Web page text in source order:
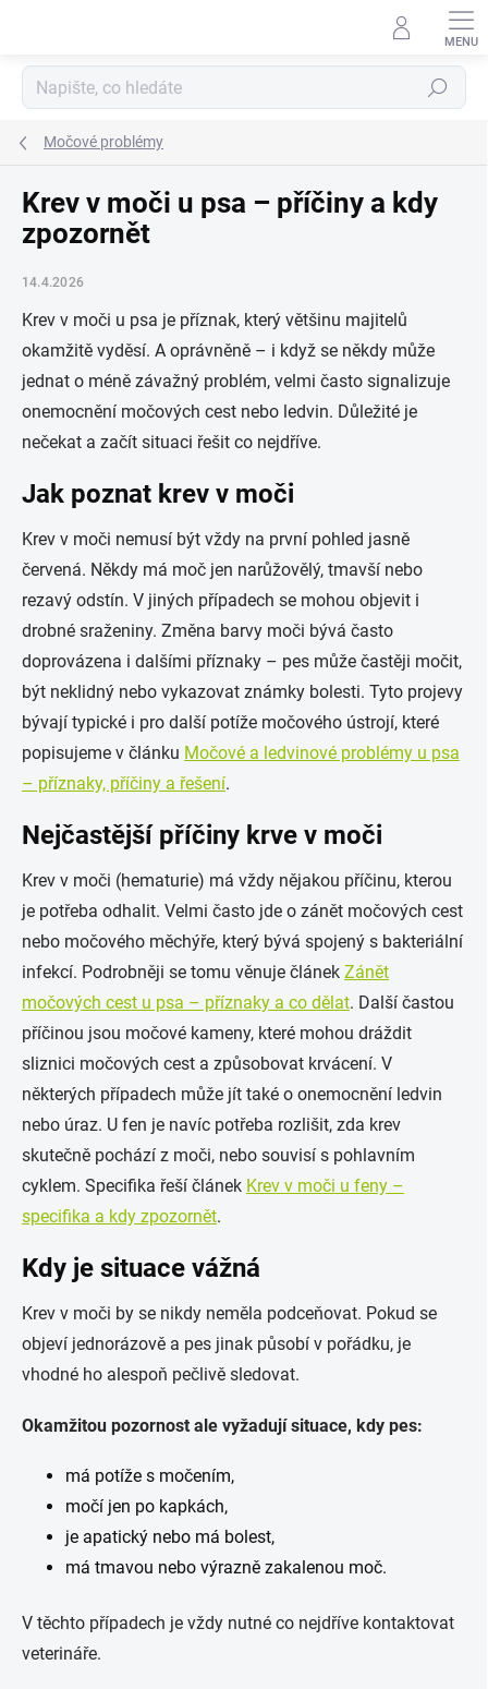
Hledat
Močové problémy
Krev v moči u psa – příčiny a kdy
zpozornět
14.4.2026
Krev v moči u psa je příznak, který většinu majitelů
okamžitě vyděsí. A oprávněně – i když se někdy může
jednat o méně závažný problém, velmi často signalizuje
onemocnění močových cest nebo ledvin. Důležité je
nečekat a začít situaci řešit co nejdříve.
Jak poznat krev v moči
Krev v moči nemusí být vždy na první pohled jasně
červená. Někdy má moč jen narůžovělý, tmavší nebo
rezavý odstín. V jiných případech se mohou objevit i
drobné sraženiny. Změna barvy moči bývá často
doprovázena i dalšími příznaky – pes může častěji močit,
být neklidný nebo vykazovat známky bolesti. Tyto projevy
bývají typické i pro další potíže močového ústrojí, které
popisujeme v článku Močové a ledvinové problémy u psa
– příznaky, příčiny a řešení.
Nejčastější příčiny krve v moči
Krev v moči (hematurie) má vždy nějakou příčinu, kterou
je potřeba odhalit. Velmi často jde o zánět močových cest
nebo močového měchýře, který bývá spojený s bakteriální
infekcí. Podrobněji se tomu věnuje článek Zánět
močových cest u psa – příznaky a co dělat. Další častou
příčinou jsou močové kameny, které mohou dráždit
sliznici močových cest a způsobovat krvácení. V
některých případech může jít také o onemocnění ledvin
nebo úraz. U fen je navíc potřeba rozlišit, zda krev
skutečně pochází z moči, nebo souvisí s pohlavním
cyklem. Specifika řeší článek Krev v moči u feny –
specifika a kdy zpozornět.
Kdy je situace vážná
Krev v moči by se nikdy neměla podceňovat. Pokud se
objeví jednorázově a pes jinak působí v pořádku, je
vhodné ho alespoň pečlivě sledovat.
Okamžitou pozornost ale vyžadují situace, kdy pes:
má potíže s močením,
močí jen po kapkách,
je apatický nebo má bolest,
má tmavou nebo výrazně zakalenou moč.
V těchto případech je vždy nutné co nejdříve kontaktovat
veterináře.